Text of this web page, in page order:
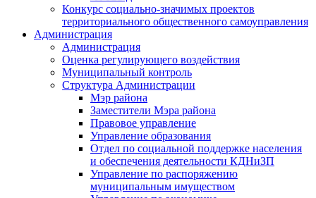
Конкурс социально-значимых проектов
территориального общественного самоуправления
Администрация
Администрация
Оценка регулирующего воздействия
Муниципальный контроль
Структура Администрации
Мэр района
Заместители Мэра района
Правовое управление
Управление образования
Отдел по социальной поддержке населения
и обеспечения деятельности КДНиЗП
Управление по распоряжению
муниципальным имуществом